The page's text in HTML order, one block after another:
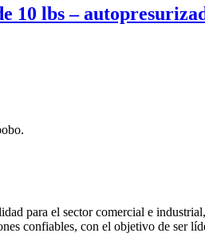
10 lbs –
para el sector comercial e
confiables, con el objetivo de ser